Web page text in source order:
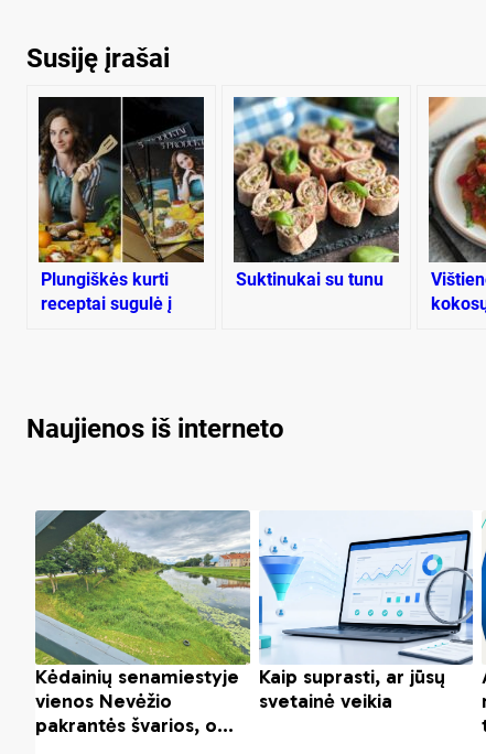
Susiję įrašai
Plungiškės kurti
receptai sugulė į
Suktinukai su tunu
Naujienos iš interneto